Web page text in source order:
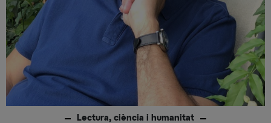
Lectura, ciència i humanitat